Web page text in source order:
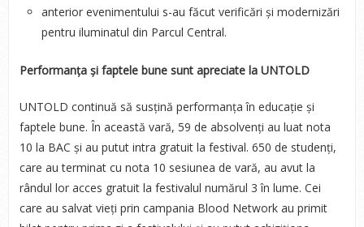
anterior evenimentului s-au făcut verificări și modernizări
pentru iluminatul din Parcul Central.
Performanța și faptele bune sunt apreciate la UNTOLD
UNTOLD continuă să susțină performanța în educație și
faptele bune. În această vară, 59 de absolvenți au luat nota
10 la BAC și au putut intra gratuit la festival. 650 de studenți,
care au terminat cu nota 10 sesiunea de vară, au avut la
rândul lor acces gratuit la festivalul numărul 3 în lume. Cei
care au salvat vieți prin campania Blood Network au primit